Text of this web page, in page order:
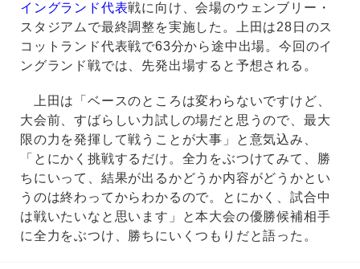
イングランド代表戦に向け、会場のウェンブリー・
スタジアムで最終調整を実施した。上田は28日のス
コットランド代表戦で63分から途中出場。今回のイ
ングランド戦では、先発出場すると予想される。
上田は「ベースのところは変わらないですけど、
大会前、すばらしい力試しの場だと思うので、最大
限の力を発揮して戦うことが大事」と意気込み、
「とにかく挑戦するだけ。全力をぶつけてみて、勝
ちにいって、結果が出るかどうか内容がどうかとい
うのは終わってからわかるので。とにかく、試合中
は戦いたいなと思います」と本大会の優勝候補相手
に全力をぶつけ、勝ちにいくつもりだと語った。